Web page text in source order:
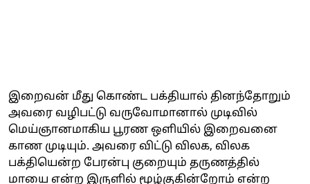
இறைவன் மீது கொண்ட பக்தியால் தினந்தோறும்
அவரை வழிபட்டு வருவோமானால் முடிவில்
மெய்ஞானமாகிய பூரண ஒளியில் இறைவனை
காண முடியும். அவரை விட்டு விலக, விலக
பக்தியென்ற பேரன்பு குறையும் தருணத்தில்
மாயை என்ற இருளில் மூழ்குகின்றோம் என்ற